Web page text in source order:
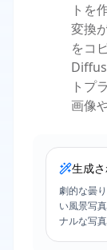
トを
変換
をコ
トプ
画像
生成
劇的な曇
い風景写
ナルな写